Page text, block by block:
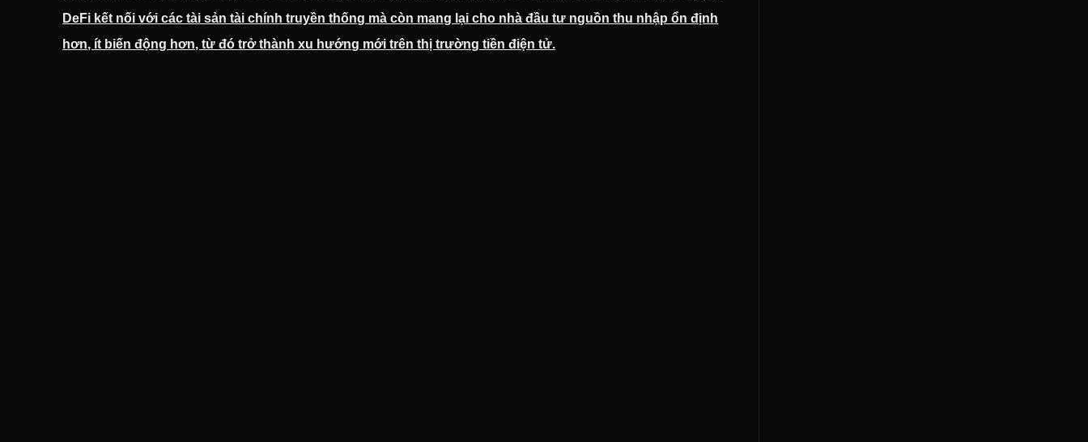
DeFi kết nối với các tài sản tài chính truyền thống mà còn mang lại cho nhà đầu tư nguồn thu nhập ổn định
hơn, ít biến động hơn, từ đó trở thành xu hướng mới trên thị trường tiền điện tử.